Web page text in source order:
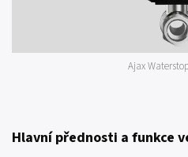
Ajax
Hlavní přednosti a funkce